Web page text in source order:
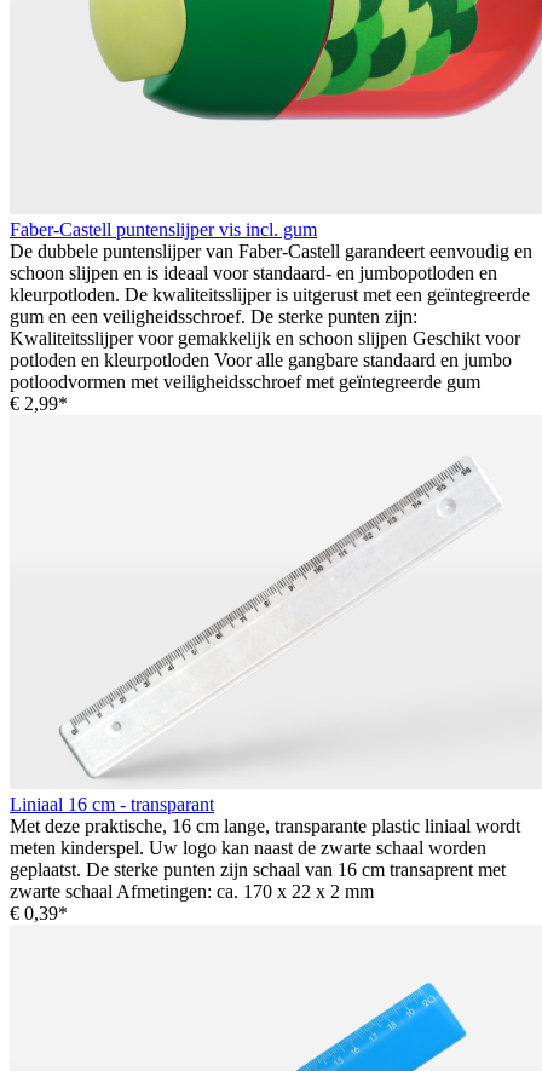
Faber-Castell puntenslijper vis incl. gum
De dubbele puntenslijper van Faber-Castell garandeert eenvoudig en
schoon slijpen en is ideaal voor standaard- en jumbopotloden en
kleurpotloden. De kwaliteitsslijper is uitgerust met een geïntegreerde
gum en een veiligheidsschroef. De sterke punten zijn:
Kwaliteitsslijper voor gemakkelijk en schoon slijpen Geschikt voor
potloden en kleurpotloden Voor alle gangbare standaard en jumbo
potloodvormen met veiligheidsschroef met geïntegreerde gum
€ 2,99*
Liniaal 16 cm - transparant
Met deze praktische, 16 cm lange, transparante plastic liniaal wordt
meten kinderspel. Uw logo kan naast de zwarte schaal worden
geplaatst. De sterke punten zijn schaal van 16 cm transaprent met
zwarte schaal Afmetingen: ca. 170 x 22 x 2 mm
€ 0,39*